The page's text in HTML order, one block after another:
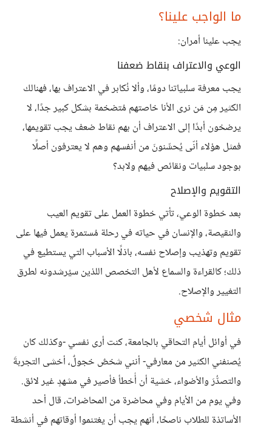
ما الواجب علينا؟
يجب علينا أمران:
الوعي والاعتراف بنقاط ضعفنا
يجب معرفة سلبياتنا دومًا، وألا نُكابر في الاعتراف بها، فهنالك
الكثير مِن مَن نرى الأنا خاصتهم مُتضخمة بشكل كبير جدًا، لا
يرضخون أبدًا إلى الاعتراف أن بهم نقاط ضعف يجب تقويمها،
فمثل هؤلاء أنّى يُحسِّنونَ من أنفسهم وهم لا يعترفون أصلًا
بوجود سلبيات ونقائص فيهم ولابد؟
التقويم والإصلاح
بعد خطوة الوعي، تأتي خطوة العمل على تقويم العيب
والنقيصة، والإنسان في حياته في رحلة مُستمرة يعمل فيها على
تقويم وتهذيب وإصلاح نفسه، باذلًا الأسباب التي يستطيع في
ذلك؛ كالقراءة والسماع لأهل التخصص اللذين سيُرشدونه لطرق
التغيير والإصلاح.
مثال شخصي
في أوائل أيام التحاقي بالجامعة، كنت أرى نفسي -وكذلك كان
يُصنفني الكثير من معارفي- أنني شخصٌ خجولٌ، أخشى التجربةَ
والتصدُّرَ والأضواء، خشية أن أُخطأ فأصير في مشهدٍ غير لائق.
وفي يوم من الأيام وفي محاضرة من المحاضرات، قال أحد
الأساتذة للطلاب ناصحًا، أنهم يجب أن يغتنموا أوقاتهم في أنشطة